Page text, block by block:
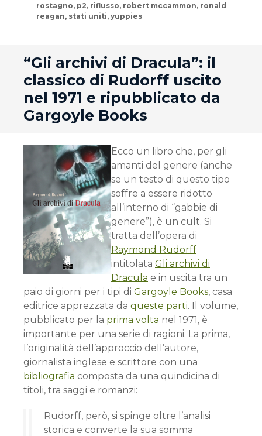
rostagno, p2, riflusso, robert mccammon, ronald
reagan, stati uniti, yuppies
“Gli archivi di Dracula”: il
classico di Rudorff uscito
nel 1971 e ripubblicato da
Gargoyle Books
Ecco un libro che, per gli
amanti del genere (anche
se un testo di questo tipo
soffre a essere ridotto
all’interno di “gabbie di
genere”), è un cult. Si
tratta dell’opera di
Raymond Rudorff
intitolata Gli archivi di
Dracula e in uscita tra un
paio di giorni per i tipi di Gargoyle Books, casa
editrice apprezzata da queste parti. Il volume,
pubblicato per la prima volta nel 1971, è
importante per una serie di ragioni. La prima,
l’originalità dell’approccio dell’autore,
giornalista inglese e scrittore con una
bibliografia composta da una quindicina di
titoli, tra saggi e romanzi:
Rudorff, però, si spinge oltre l’analisi
storica e converte la sua somma